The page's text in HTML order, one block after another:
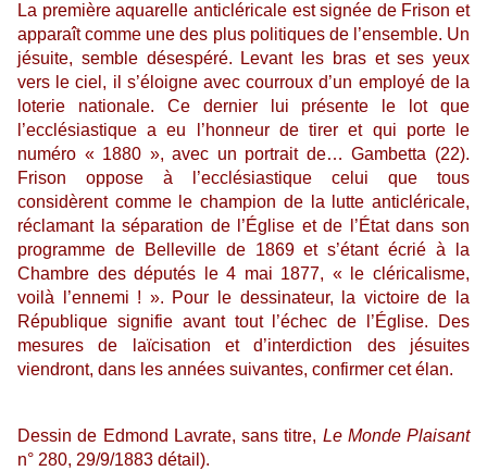
La première aquarelle anticléricale est signée de Frison et
apparaît comme une des plus politiques de l’ensemble. Un
jésuite, semble désespéré. Levant les bras et ses yeux
vers le ciel, il s’éloigne avec courroux d’un employé de la
loterie nationale. Ce dernier lui présente le lot que
l’ecclésiastique a eu l’honneur de tirer et qui porte le
numéro « 1880 », avec un portrait de… Gambetta (22).
Frison oppose à l’ecclésiastique celui que tous
considèrent comme le champion de la lutte anticléricale,
réclamant la séparation de l’Église et de l’État dans son
programme de Belleville de 1869 et s’étant écrié à la
Chambre des députés le 4 mai 1877, « le cléricalisme,
voilà l’ennemi ! ». Pour le dessinateur, la victoire de la
République signifie avant tout l’échec de l’Église. Des
mesures de laïcisation et d’interdiction des jésuites
viendront, dans les années suivantes, confirmer cet élan.
Dessin de Edmond Lavrate, sans titre, Le Monde Plaisant
n° 280, 29/9/1883 détail).